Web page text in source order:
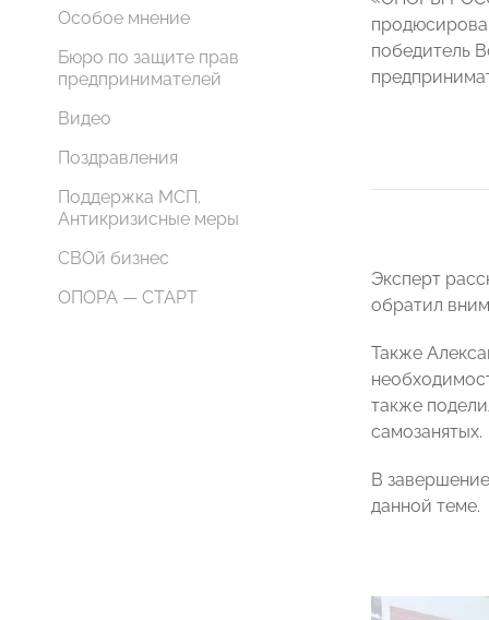
Особое мнение
Бюро по защите прав
предпринимателей
Видео
Поздравления
Поддержка МСП.
Антикризисные меры
СВОй бизнес
ОПОРА — СТАРТ
победитель
Эксперт
обратил
Также
также
самозанятых.
В
данной теме.